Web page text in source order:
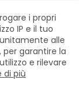
Policy
i propri
IP e il tuo
alle
per garantire la
e rilevare
di più